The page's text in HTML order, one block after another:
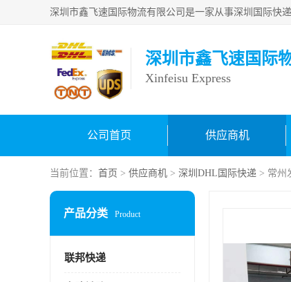
深圳市鑫飞速国际
Xinfeisu Express
公司首页 供应商机
当前位置： 首页 > 供应商机 > 深圳DHL国际快递 > 常州
产品分类 Product
联邦快递